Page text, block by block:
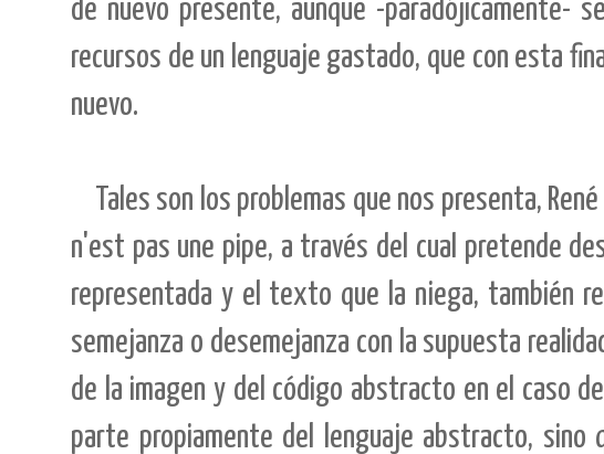
de nuevo presente, aunque -paradójicamente-
recursos de un lenguaje gastado, que con esta
nuevo.
Tales son los problemas que nos presenta,
n'est pas une pipe, a través del cual pretende
representada y el texto que la niega, también
semejanza o desemejanza con la supuesta
de la imagen y del código abstracto en el caso
parte propiamente del lenguaje abstracto, sino